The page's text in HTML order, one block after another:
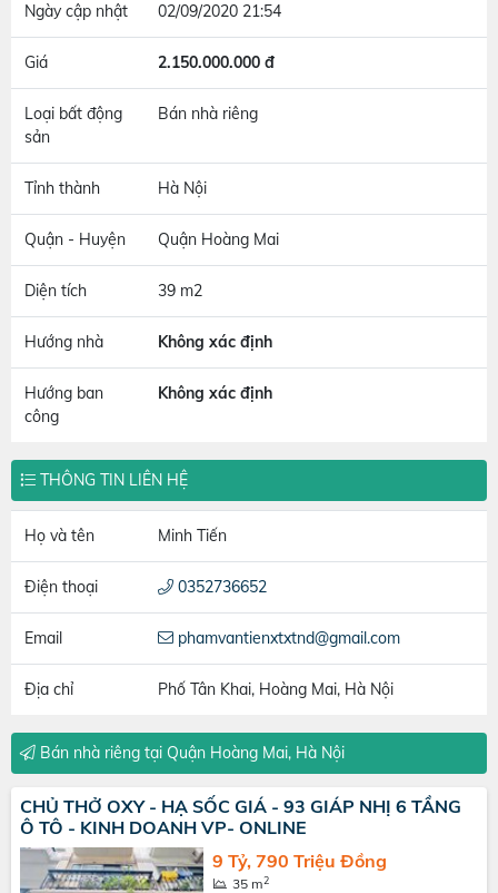
Ngày cập nhật 02/09/2020 21:54
Giá 2.150.000.000 đ
Loại bất động
sản
Bán nhà riêng
Tỉnh thành Hà Nội
Quận - Huyện Quận Hoàng Mai
Diện tích 39 m2
Hướng nhà Không xác định
Hướng ban
công
Không xác định
THÔNG TIN LIÊN HỆ
Họ và tên Minh Tiến
Điện thoại 0352736652
Email phamvantienxtxtnd@gmail.com
Địa chỉ Phố Tân Khai, Hoàng Mai, Hà Nội
Bán nhà riêng tại Quận Hoàng Mai, Hà Nội
CHỦ THỞ OXY - HẠ SỐC GIÁ - 93 GIÁP NHỊ 6 TẦNG
Ô TÔ - KINH DOANH VP- ONLINE
9 Tỷ, 790 Triệu Đồng
35 m2